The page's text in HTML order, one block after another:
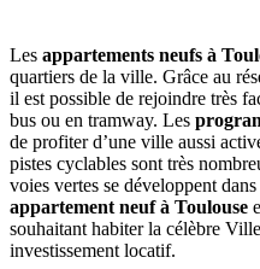
Les appartements neufs à
quartiers de la ville. Grâce au
il est possible de rejoindre très
bus ou en tramway. Les
de profiter d’une ville aussi
pistes cyclables sont très
voies vertes se développent
appartement neuf à Toulouse
souhaitant habiter la célèbre
investissement locatif.